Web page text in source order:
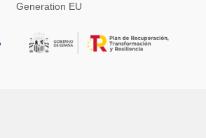
Generation EU